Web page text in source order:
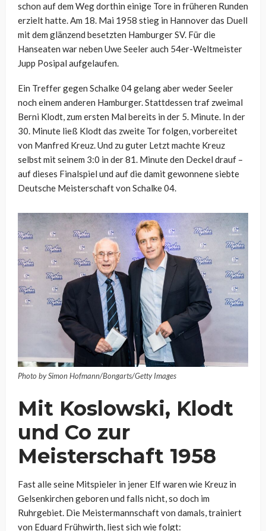
schon auf dem Weg dorthin einige Tore in früheren Runden
erzielt hatte. Am 18. Mai 1958 stieg in Hannover das Duell
mit dem glänzend besetzten Hamburger SV. Für die
Hanseaten war neben Uwe Seeler auch 54er-Weltmeister
Jupp Posipal aufgelaufen.
Ein Treffer gegen Schalke 04 gelang aber weder Seeler
noch einem anderen Hamburger. Stattdessen traf zweimal
Berni Klodt, zum ersten Mal bereits in der 5. Minute. In der
30. Minute ließ Klodt das zweite Tor folgen, vorbereitet
von Manfred Kreuz. Und zu guter Letzt machte Kreuz
selbst mit seinem 3:0 in der 81. Minute den Deckel drauf –
auf dieses Finalspiel und auf die damit gewonnene siebte
Deutsche Meisterschaft von Schalke 04.
Photo by Simon Hofmann/Bongarts/Getty Images
Mit Koslowski, Klodt
und Co zur
Meisterschaft 1958
Fast alle seine Mitspieler in jener Elf waren wie Kreuz in
Gelsenkirchen geboren und falls nicht, so doch im
Ruhrgebiet. Die Meistermannschaft von damals, trainiert
von Eduard Frühwirth, liest sich wie folgt: